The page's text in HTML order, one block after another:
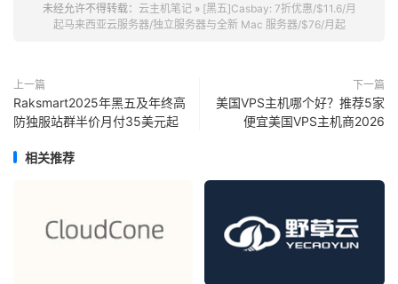
未经允许不得转载： 云主机笔记» [黑五]Casbay: 7折优惠/$11.6/月
起马来西亚云服务器/独立服务器与全新 Mac 服务器/$76/月起
上一篇
Raksmart2025年黑五及年终高
防独服站群半价月付35美元起
下一篇
美国VPS主机哪个好？推荐5家
便宜美国VPS主机商2026
相关推荐